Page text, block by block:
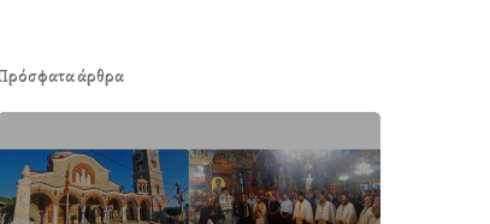
άρθρα